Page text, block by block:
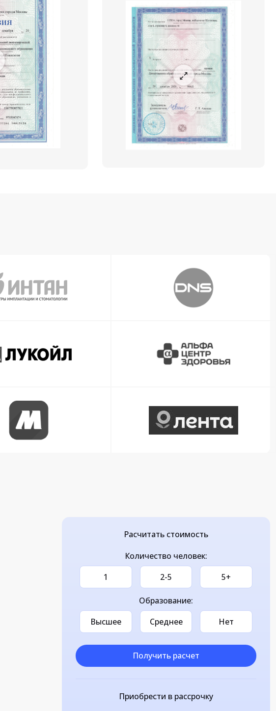
Расчитать стоимость
Количество человек:
1
2-5 5+
Образование:
Высшее
Среднее Нет
Получить расчет
Приобрести в рассрочку